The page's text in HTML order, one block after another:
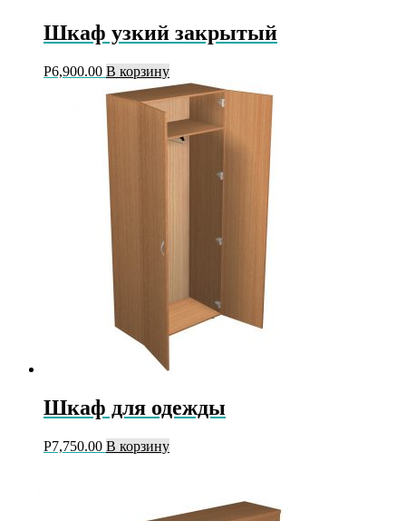
Шкаф узкий закрытый
Р6,900.00 В корзину
Шкаф для одежды
Р7,750.00 В корзину